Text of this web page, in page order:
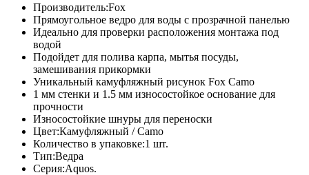
Производитель:Fox
Прямоугольное ведро для воды с прозрачной панелью
Идеально для проверки расположения монтажа под
водой
Подойдет для полива карпа, мытья посуды,
замешивания прикормки
Уникальный камуфляжный рисунок Fox Camo
1 мм стенки и 1.5 мм износостойкое основание для
прочности
Износостойкие шнуры для переноски
Цвет:Камуфляжный / Camo
Количество в упаковке:1 шт.
Тип:Ведра
Серия:Aquos.